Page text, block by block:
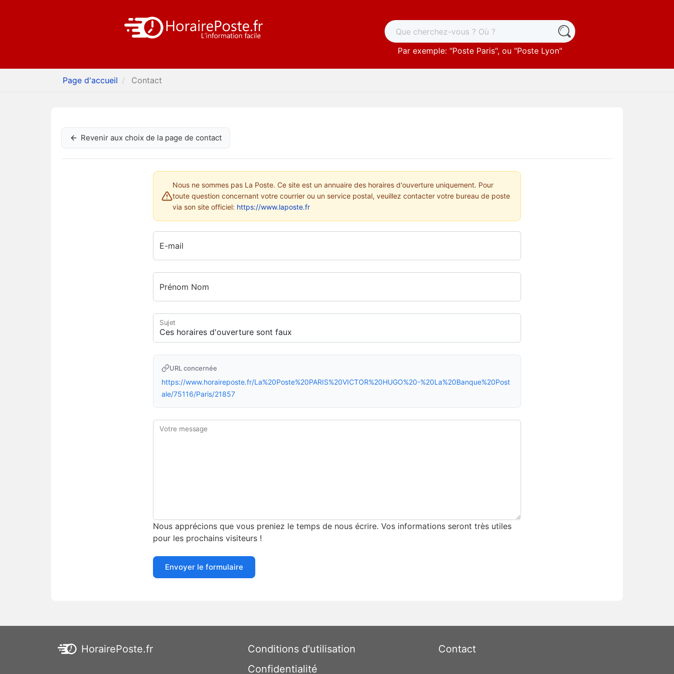
Par exemple: "Poste Paris", ou "Poste Lyon"
Page d'accueil Contact
Revenir aux choix de la page de contact
Nous ne sommes pas La Poste. Ce site est un annuaire des horaires d'ouverture uniquement. Pour
toute question concernant votre courrier ou un service postal, veuillez contacter votre bureau de poste
via son site officiel: https://www.laposte.fr
E-mail
Prénom Nom
Sujet
URL concernée
https://www.horaireposte.fr/La%20Poste%20PARIS%20VICTOR%20HUGO%20-%20La%20Banque%20Post
ale/75116/Paris/21857
Votre message
Nous apprécions que vous preniez le temps de nous écrire. Vos informations seront très utiles
pour les prochains visiteurs !
Envoyer le formulaire
HorairePoste.fr
Conditions d'utilisation
Confidentialité
Contact